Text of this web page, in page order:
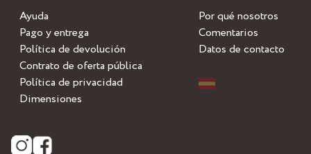
Ayuda
Pago y entrega
Política de devolución
Contrato de oferta pública
Política de privacidad
Dimensiones
Por qué nosotros
Comentarios
Datos de contacto